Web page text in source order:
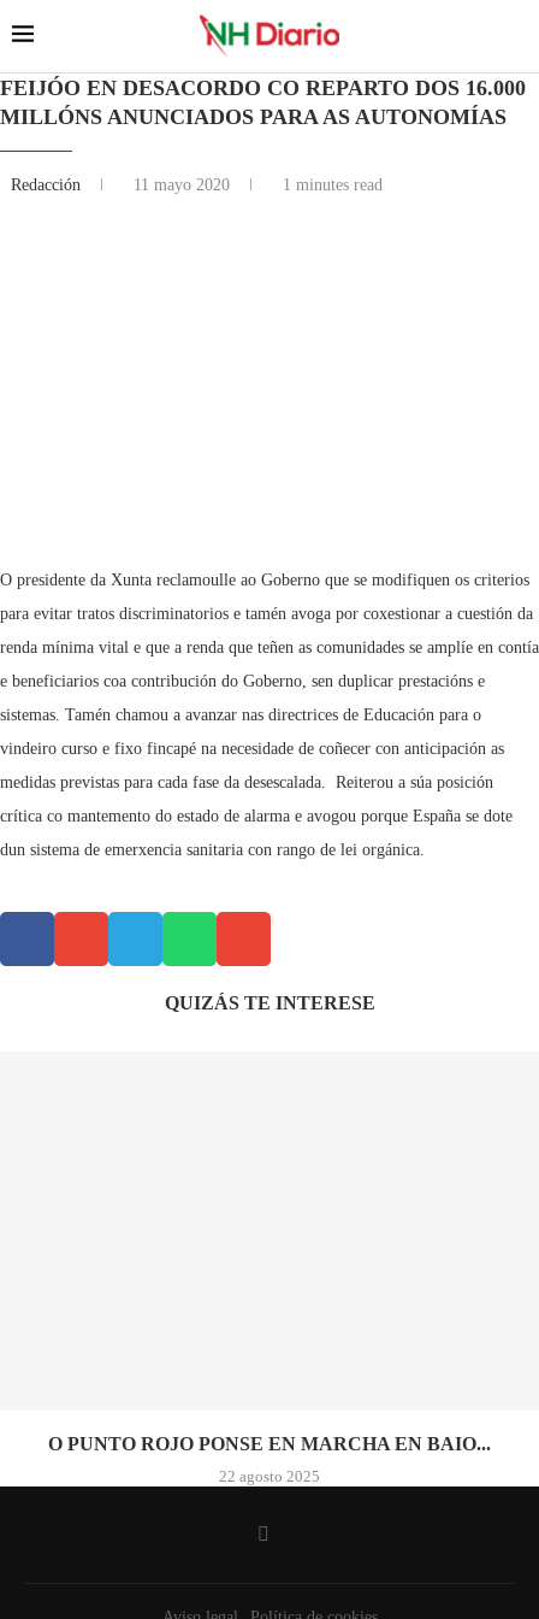
FEIJÓO EN DESACORDO CO REPARTO DOS 16.000
MILLÓNS ANUNCIADOS PARA AS AUTONOMÍAS
Redacción 11 mayo 2020 1 minutes read
O presidente da Xunta reclamoulle ao Goberno que se modifiquen os criterios
para evitar tratos discriminatorios e tamén avoga por coxestionar a cuestión da
renda mínima vital e que a renda que teñen as comunidades se amplíe en contía
e beneficiarios coa contribución do Goberno, sen duplicar prestacións e
sistemas. Tamén chamou a avanzar nas directrices de Educación para o
vindeiro curso e fixo fincapé na necesidade de coñecer con anticipación as
medidas previstas para cada fase da desescalada. Reiterou a súa posición
crítica co mantemento do estado de alarma e avogou porque España se dote
dun sistema de emerxencia sanitaria con rango de lei orgánica.
QUIZÁS TE INTERESE
O PUNTO ROJO PONSE EN MARCHA EN BAIO...
22 agosto 2025